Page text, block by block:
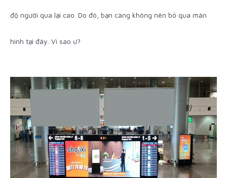
độ người qua lại cao. Do đó, bạn càng không nên bỏ qua màn
hình tại đây. Vì sao ư?